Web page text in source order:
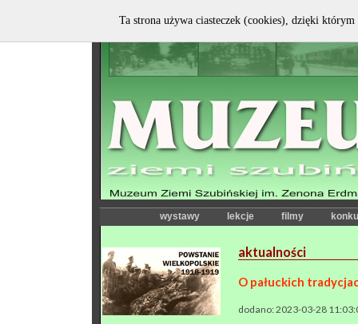
wystawy lekcje filmy
aktualności
O pałuckich
dodano: 2023-03-28
Ta strona używa ciasteczek (cookies), dzięki